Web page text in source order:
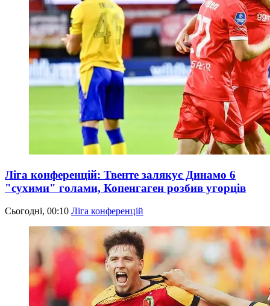
Ліга конференцій: Твенте залякує Динамо 6
"сухими" голами, Копенгаген розбив угорців
Сьогодні, 00:10 Ліга конференцій